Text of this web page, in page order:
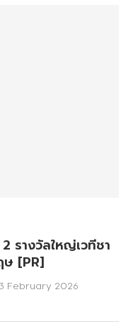
รางวัลใหญ่เวทีชา
ษ [PR]
February 2026